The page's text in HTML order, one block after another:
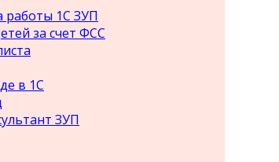
работы 1С ЗУП
за счет ФСС
в 1С
ЗУП